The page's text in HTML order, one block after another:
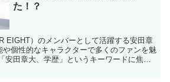
た！？
EIGHT）のメンバーとして活躍する安田章
や個性的なキャラクターで多くのファンを魅
安田章大、学歴」というキーワードに焦点